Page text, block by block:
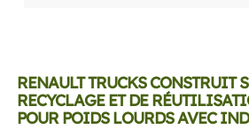
RENAULT TRUCKS CONSTRUIT
RECYCLAGE ET DE
POUR POIDS LOURDS AVEC